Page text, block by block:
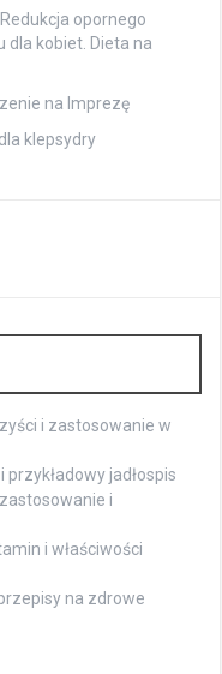
opornego
dla kobiet. Dieta na
na Imprezę
klepsydry
i zastosowanie w
jadłospis
i
i właściwości
na zdrowe